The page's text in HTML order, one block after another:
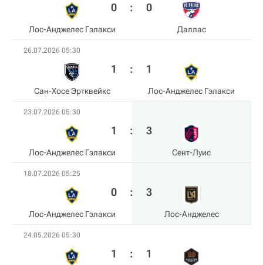
Лос-Анджелес Гэлакси
0 : 0
Даллас
26.07.2026 05:30
Сан-Хосе Эртквейкс
1 : 1
Лос-Анджелес Гэлакси
23.07.2026 05:30
Лос-Анджелес Гэлакси
1 : 3
Сент-Луис
18.07.2026 05:25
Лос-Анджелес Гэлакси
0 : 3
Лос-Анджелес
24.05.2026 05:30
1 : 1